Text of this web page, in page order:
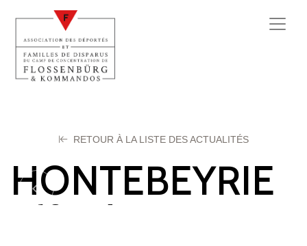
RETOUR À LA LISTE DES ACTUALITÉS
HONTEBEYRIE
Alfred